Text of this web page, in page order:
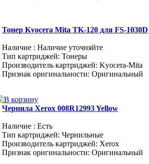
Тонер Kyocera Mita TK-120 для FS-1030D
Наличие : Наличие уточняйте
Тип картриджей: Тонеры
Производитель картриджей: Kyocera-Mita
Признак оригинальности: Оригинальный
Чернила Xerox 008R12993 Yellow
Наличие : Есть
Тип картриджей: Чернильные
Производитель картриджей: Xerox
Признак оригинальности: Оригинальный